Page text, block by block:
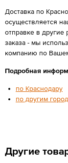
Доставка по
осуществляется
отправке в другие
заказа - мы
компанию по
Подробная
по Краснодару
по другим
Другие